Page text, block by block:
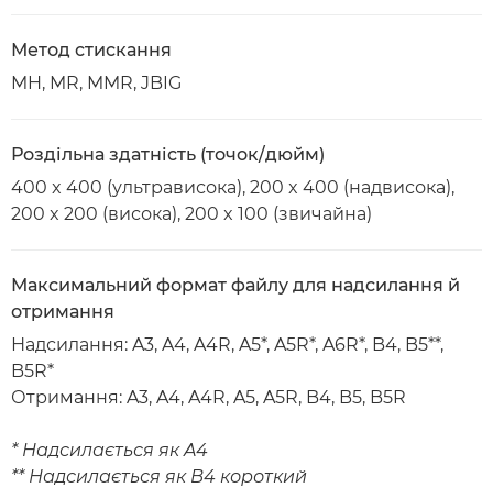
Метод стискання
MH, MR, MMR, JBIG
Роздільна здатність (точок/дюйм)
400 x 400 (ультрависока), 200 x 400 (надвисока),
200 x 200 (висока), 200 x 100 (звичайна)
Максимальний формат файлу для надсилання й
отримання
Надсилання: A3, A4, A4R, A5*, A5R*, A6R*, B4, B5**,
B5R*
Отримання: A3, A4, A4R, A5, A5R, B4, B5, B5R
* Надсилається як A4
** Надсилається як B4 короткий